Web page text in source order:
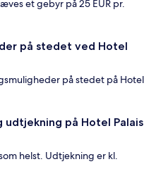
et gebyr på 25 EUR pr.
på stedet ved Hotel
på stedet på Hotel
på Hotel Palais
helst. Udtjekning er kl.